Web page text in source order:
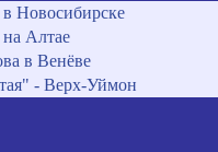
Новосибирске
Алтае
в Венёве
- Верх-Уймон